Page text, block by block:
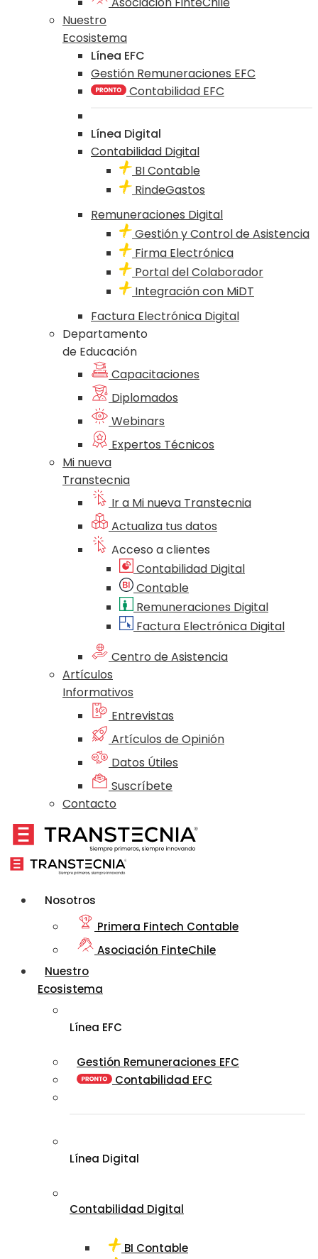
Nuestro
Ecosistema
Línea EFC
Gestión Remuneraciones EFC
Contabilidad EFC
Línea Digital
Contabilidad Digital
BI Contable
RindeGastos
Remuneraciones Digital
Gestión y Control de Asistencia
Firma Electrónica
Portal del Colaborador
Integración con MiDT
Factura Electrónica Digital
Departamento
de Educación
Capacitaciones
Diplomados
Webinars
Expertos Técnicos
Mi nueva
Transtecnia
Ir a Mi nueva Transtecnia
Actualiza tus datos
Acceso a clientes
Contabilidad Digital
Contable
Remuneraciones Digital
Factura Electrónica Digital
Centro de Asistencia
Artículos
Informativos
Entrevistas
Artículos de Opinión
Datos Útiles
Suscríbete
Contacto
Nosotros
Primera Fintech Contable
Asociación FinteChile
Nuestro
Ecosistema
Línea EFC
Gestión Remuneraciones EFC
Contabilidad EFC
Línea Digital
Contabilidad Digital
BI Contable